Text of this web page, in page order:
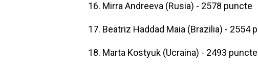
16. Mirra Andreeva (Rusia) - 2578 puncte
17. Beatriz Haddad Maia (Brazilia) - 2554
18. Marta Kostyuk (Ucraina) - 2493 puncte